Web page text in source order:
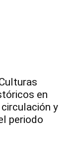
en
y
periodo